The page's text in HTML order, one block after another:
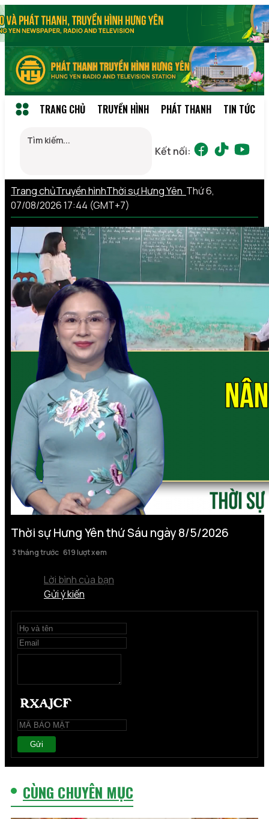
TRANG CHỦ TRUYỀN HÌNH PHÁT THANH TIN TỨC
Kết nối:
Trang chủTruyền hìnhThời sự Hưng Yên Thứ 6,
07/08/2026 17:44 (GMT+7)
Thời sự Hưng Yên thứ Sáu ngày 8/5/2026
3 tháng trước 619 lượt xem
Lời bình của bạn
Gửi ý kiến
Gửi
CÙNG CHUYÊN MỤC